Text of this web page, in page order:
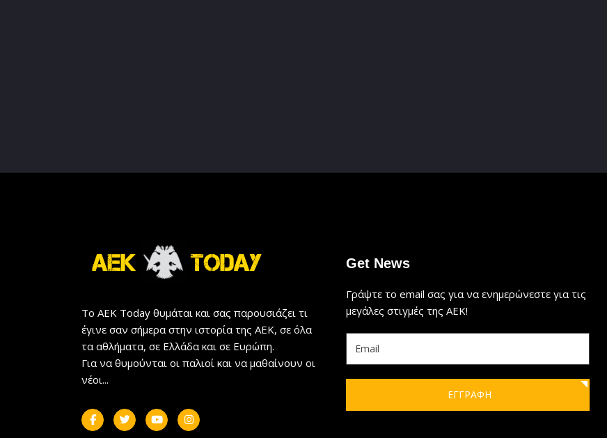
Το AEK Today θυμάται και σας παρουσιάζει τι
έγινε σαν σήμερα στην ιστορία της ΑΕΚ, σε όλα
τα αθλήματα, σε Ελλάδα και σε Ευρώπη.
Για να θυμούνται οι παλιοί και να μαθαίνουν οι
νέοι...
Get News
Γράψτε το email σας για να ενημερώνεστε για τις
μεγάλες στιγμές της ΑΕΚ!
ΕΓΓΡΑΦΗ